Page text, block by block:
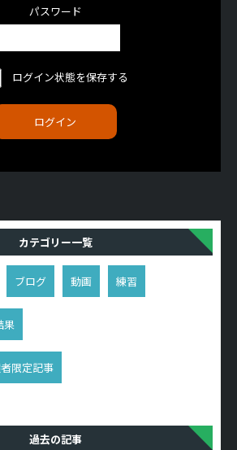
パスワード
ログイン状態を保存する
カテゴリー一覧
ブログ 動画 練習
果
限定記事
過去の記事